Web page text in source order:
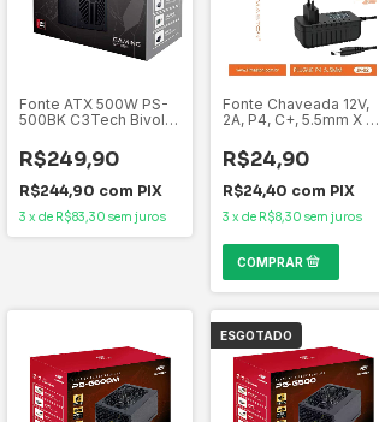
Fonte ATX 500W PS-
500BK C3Tech Bivolt
Conector SATA, 1 x
Conector ATX AUX 12V
4+4P
R$249,90
R$244,90 com PIX
3 x de R$83,30 sem juros
Fonte Chaveada 12V,
2A, P4, C+, 5.5mm X 2.1
JK-02
R$24,90
R$24,40 com PIX
3 x de R$8,30 sem juros
ESGOTADO